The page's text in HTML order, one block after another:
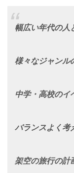
幅広い年代の人
様々なジャンル
中学・高校のイ
バランスよく考
架空の旅行の計